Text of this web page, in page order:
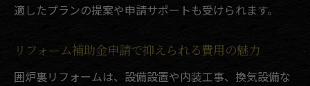
適したプランの提案や申請サポートも受けられます。
リフォーム補助金申請で抑えられる費用の魅力
囲炉裏リフォームは、設備設置や内装工事、換気設備な